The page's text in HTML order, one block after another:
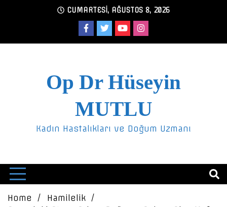
CUMARTESI, AĞUSTOS 8, 2026
Op Dr Hüseyin
MUTLU
Kadın Hastalıkları ve Doğum Uzmanı
Home
Hamilelik